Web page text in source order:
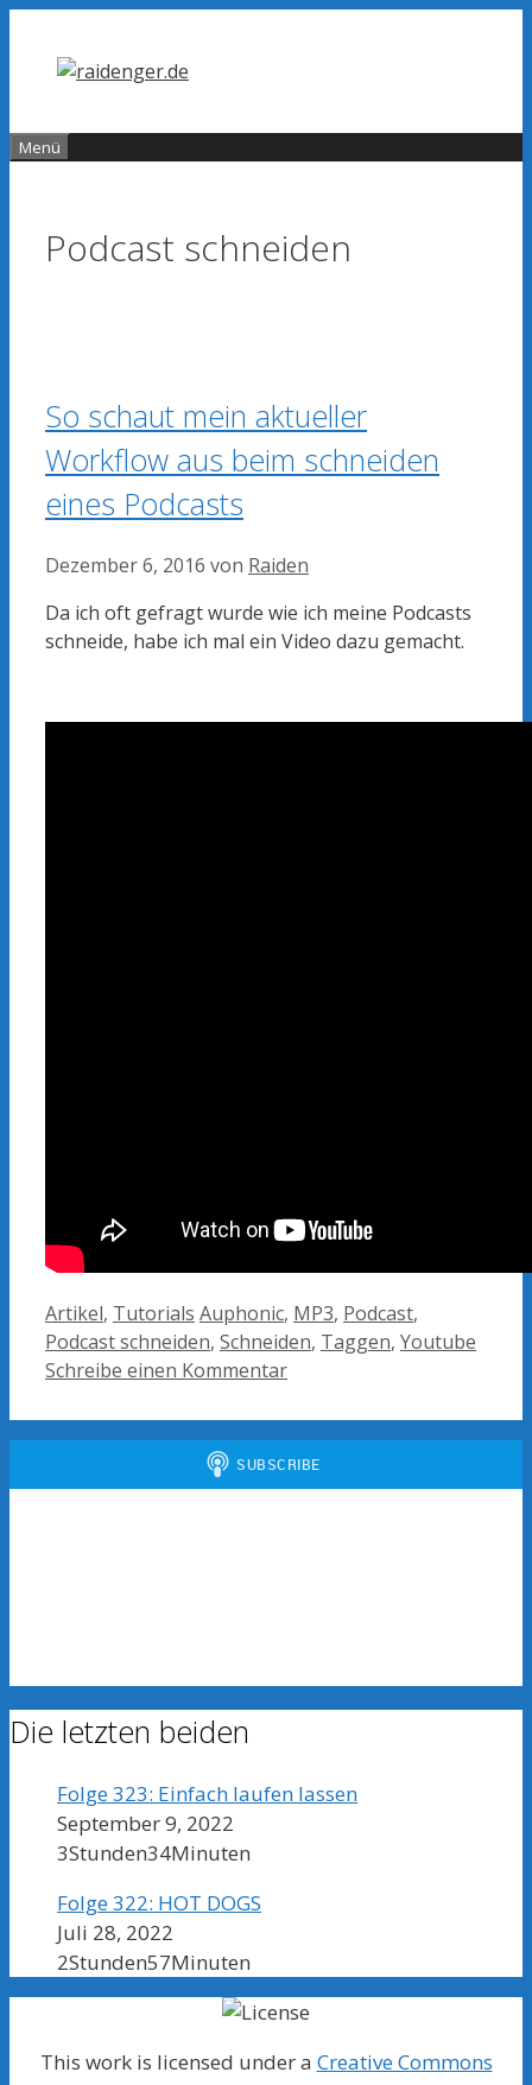
Inhalt
springen
Menü
Podcast schneiden
So schaut mein aktueller
Workflow aus beim schneiden
eines Podcasts
Dezember 6, 2016 von Raiden
Da ich oft gefragt wurde wie ich meine Podcasts
schneide, habe ich mal ein Video dazu gemacht.
Kategorien
Artikel, Tutorials Schlagwörter
Auphonic, MP3, Podcast,
Podcast schneiden, Schneiden, Taggen, Youtube
Schreibe einen Kommentar
Die letzten beiden
Folge 323: Einfach laufen lassen
September 9, 2022
3Stunden34Minuten
Folge 322: HOT DOGS
Juli 28, 2022
2Stunden57Minuten
This work is licensed under a Creative Commons